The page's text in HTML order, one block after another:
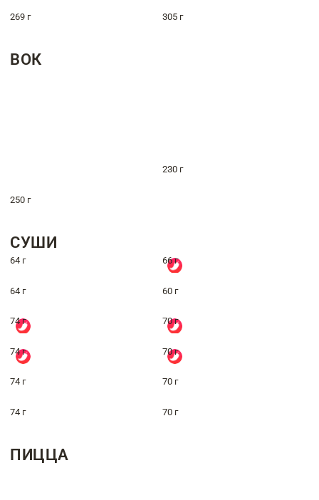
269 г 305 г
ВОК
230 г
250 г
СУШИ
64 г 66 г
64 г 60 г
74 г 70 г
74 г 70 г
74 г 70 г
74 г 70 г
ПИЦЦА